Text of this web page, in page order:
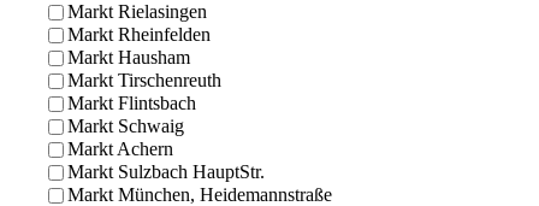
Markt Rielasingen
Markt Rheinfelden
Markt Hausham
Markt Tirschenreuth
Markt Flintsbach
Markt Schwaig
Markt Achern
Markt Sulzbach HauptStr.
Markt München, Heidemannstraße